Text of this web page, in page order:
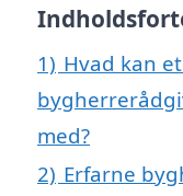
1) Hvad kan
med?
2) Erfarne